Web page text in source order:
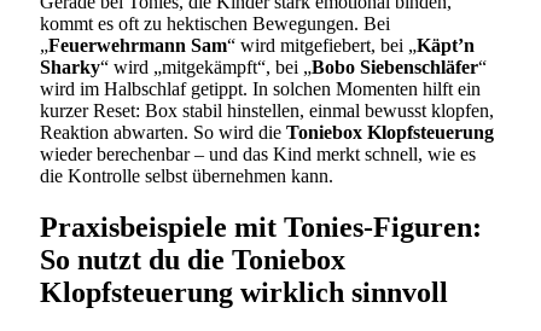
kommt es oft zu hektischen Bewegungen. Bei
„Feuerwehrmann Sam“ wird mitgefiebert, bei „Käpt’n
Sharky“ wird „mitgekämpft“, bei „Bobo Siebenschläfer“
wird im Halbschlaf getippt. In solchen Momenten hilft ein
kurzer Reset: Box stabil hinstellen, einmal bewusst klopfen,
Reaktion abwarten. So wird die Toniebox Klopfsteuerung
wieder berechenbar – und das Kind merkt schnell, wie es
die Kontrolle selbst übernehmen kann.
Praxisbeispiele mit Tonies-Figuren:
So nutzt du die Toniebox
Klopfsteuerung wirklich sinnvoll